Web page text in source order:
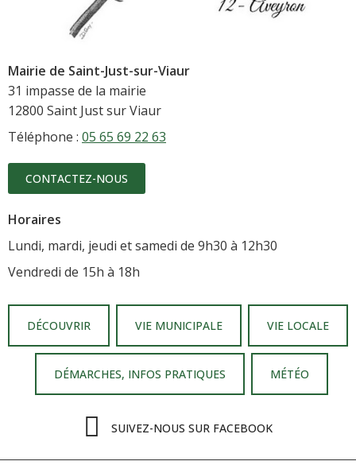
Mairie de Saint-Just-sur-Viaur
31 impasse de la mairie
12800 Saint Just sur Viaur
Téléphone : 05 65 69 22 63
CONTACTEZ-NOUS
Horaires
Lundi, mardi, jeudi et samedi de 9h30 à 12h30
Vendredi de 15h à 18h
DÉCOUVRIR VIE MUNICIPALE VIE LOCALE
DÉMARCHES, INFOS PRATIQUES MÉTÉO
SUIVEZ-NOUS SUR FACEBOOK